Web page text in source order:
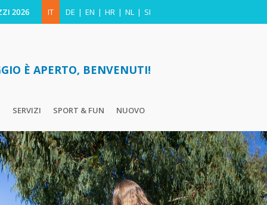
IT DE EN HR NL SI
2026
È APERTO, BENVENUTI!
SERVIZI SPORT & FUN NUOVO